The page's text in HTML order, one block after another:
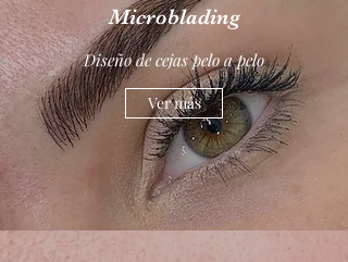
Microblading
Diseño de cejas pelo a pelo
Ver más